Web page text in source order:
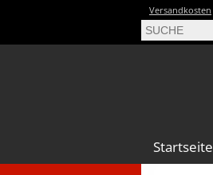
Versandkosten
Startseite